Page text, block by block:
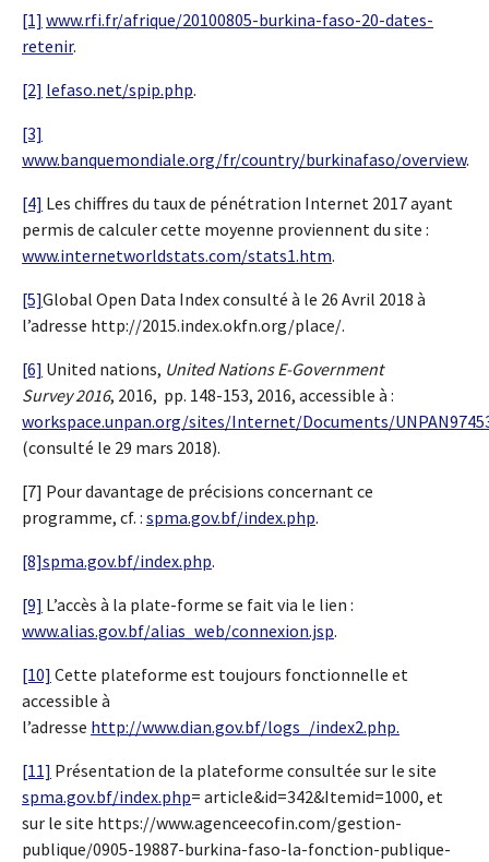
[1] www.rfi.fr/afrique/20100805-burkina-faso-20-dates-
retenir.
[2] lefaso.net/spip.php.
[3]
www.banquemondiale.org/fr/country/burkinafaso/overview.
[4] Les chiffres du taux de pénétration Internet 2017 ayant
permis de calculer cette moyenne proviennent du site :
www.internetworldstats.com/stats1.htm.
[5]Global Open Data Index consulté à le 26 Avril 2018 à
l’adresse http://2015.index.okfn.org/place/.
[6] United nations, United Nations E-Government
Survey 2016, 2016, pp. 148-153, 2016, accessible à :
workspace.unpan.org/sites/Internet/Documents/
(consulté le 29 mars 2018).
[7] Pour davantage de précisions concernant ce
programme, cf. : spma.gov.bf/index.php.
[8]spma.gov.bf/index.php.
[9] L’accès à la plate-forme se fait via le lien :
www.alias.gov.bf/alias_web/connexion.jsp.
[10] Cette plateforme est toujours fonctionnelle et
accessible à
l’adresse http://www.dian.gov.bf/logs_/index2.php.
[11] Présentation de la plateforme consultée sur le site
spma.gov.bf/index.php= article&id=342&Itemid=1000, et
sur le site https://www.agenceecofin.com/gestion-
publique/0905-19887-burkina-faso-la-fonction-publique-